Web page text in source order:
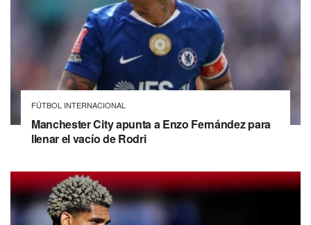
FÚTBOL INTERNACIONAL
Manchester City apunta a Enzo Fernández para
llenar el vacío de Rodri